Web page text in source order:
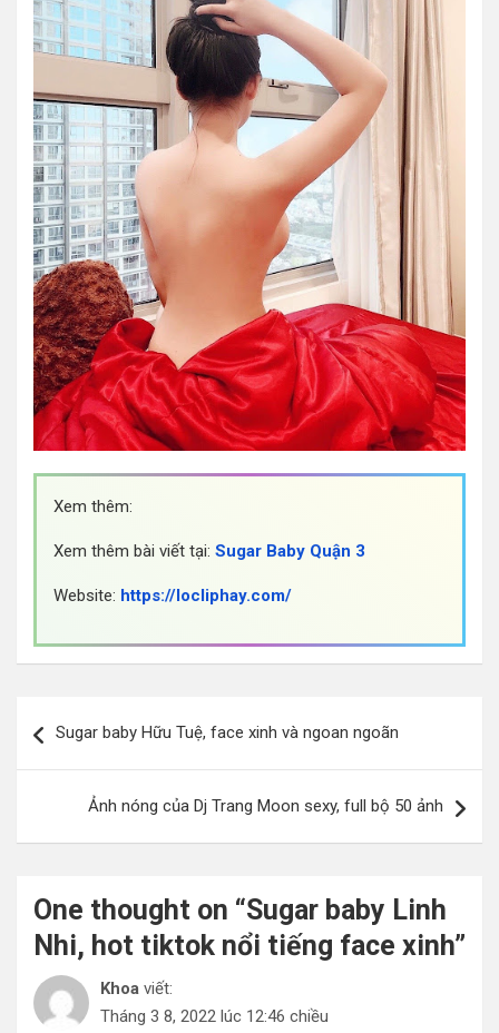
Xem thêm:
Xem thêm bài viết tại: Sugar Baby Quận 3
Website: https://locliphay.com/
hướng
Sugar baby Hữu Tuệ, face xinh và ngoan ngoãn
Ảnh nóng của Dj Trang Moon sexy, full bộ 50 ảnh
One thought on “Sugar baby Linh
Nhi, hot tiktok nổi tiếng face xinh”
Khoa viết:
Tháng 3 8, 2022 lúc 12:46 chiều